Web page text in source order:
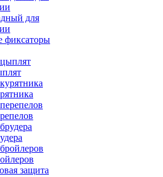
для
фиксаторы